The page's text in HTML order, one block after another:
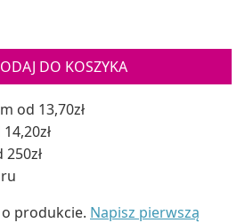
DO KOSZYKA
od 13,70zł
produkcie. Napisz pierwszą